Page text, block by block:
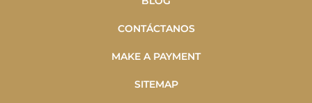
CONTÁCTANOS
MAKE A PAYMENT
SITEMAP